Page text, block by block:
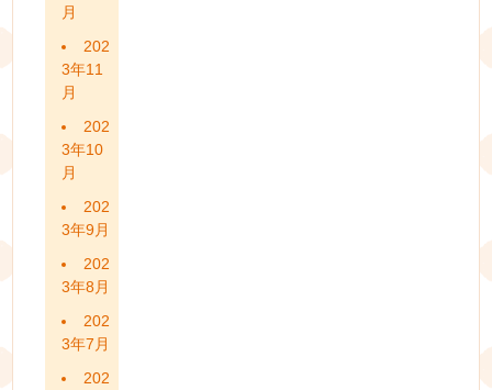
月
202
3年11
月
202
3年10
月
202
3年9月
202
3年8月
202
3年7月
202